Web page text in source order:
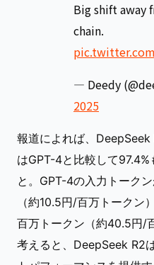
Big shift away
chain.
— Deedy
2025
報道によれば、
はGPT-4と比較して
と。GPT-4の入力トーク
（約10.5円/百万トーク
百万トークン（約40.5円/
考えると、DeepSeek R2